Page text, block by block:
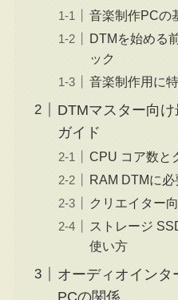
音楽制作PCの
DTMを始める
ック
音楽制作用に
DTMマスター向
ガイド
CPU コア数と
RAM DTMに
クリエイター
ストレージ
使い方
オーディオインタ
PCの関係